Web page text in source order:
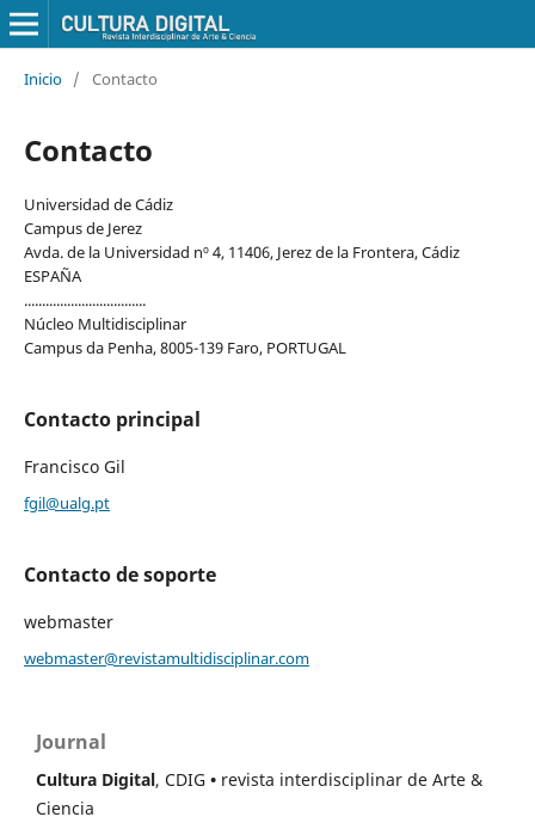
Inicio / Contacto
Contacto
Universidad de Cádiz
Campus de Jerez
Avda. de la Universidad nº 4, 11406, Jerez de la Frontera, Cádiz
ESPAÑA
..................................
Núcleo Multidisciplinar
Campus da Penha, 8005-139 Faro, PORTUGAL
Contacto principal
Francisco Gil
fgil@ualg.pt
Contacto de soporte
webmaster
webmaster@revistamultidisciplinar.com
Journal
Cultura Digital, CDIG • revista interdisciplinar de Arte &
Ciencia